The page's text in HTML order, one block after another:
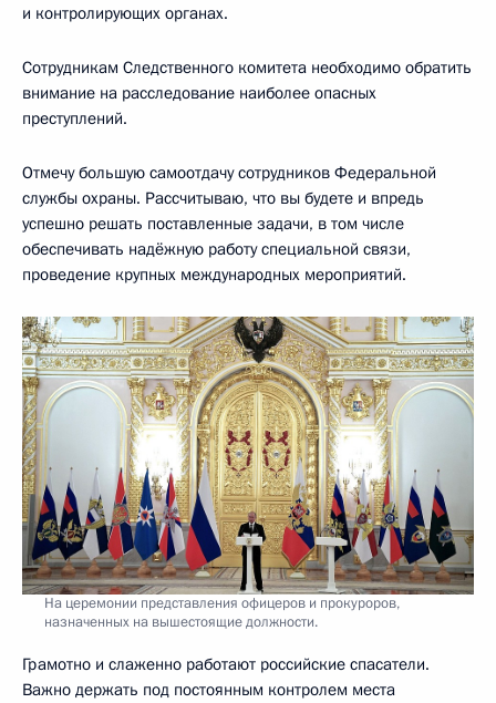
и контролирующих органах.
Сотрудникам Следственного комитета необходимо обратить
внимание на расследование наиболее опасных
преступлений.
Отмечу большую самоотдачу сотрудников Федеральной
службы охраны. Рассчитываю, что вы будете и впредь
успешно решать поставленные задачи, в том числе
обеспечивать надёжную работу специальной связи,
проведение крупных международных мероприятий.
На церемонии представления офицеров и прокуроров,
назначенных на вышестоящие должности.
Грамотно и слаженно работают российские спасатели.
Важно держать под постоянным контролем места